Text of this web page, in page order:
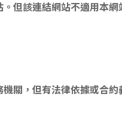
但該連結網站不適用本
關，但有法律依據或合約